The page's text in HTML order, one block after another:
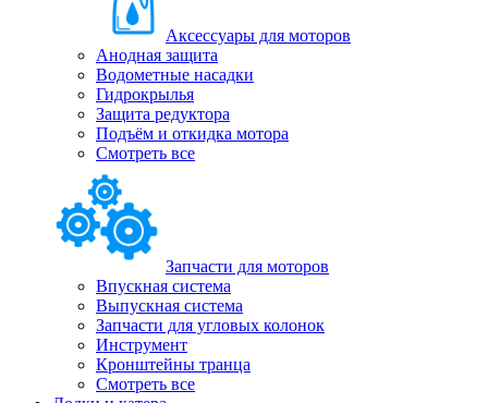
Аксессуары для моторов
Анодная защита
Водометные насадки
Гидрокрылья
Защита редуктора
Подъём и откидка мотора
Смотреть все
Запчасти для моторов
Впускная система
Выпускная система
Запчасти для угловых колонок
Инструмент
Кронштейны транца
Смотреть все